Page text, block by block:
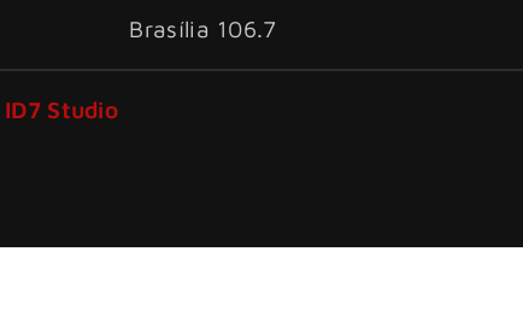
Brasília 106.7
ID7 Studio